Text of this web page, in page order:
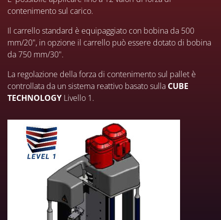
contenimento sul carico.
Il carrello standard è equipaggiato con bobina da 500
mm/20", in opzione il carrello può essere dotato di bobina
da 750 mm/30".
La regolazione della forza di contenimento sul pallet è
controllata da un sistema reattivo basato sulla CUBE
TECHNOLOGY Livello 1.